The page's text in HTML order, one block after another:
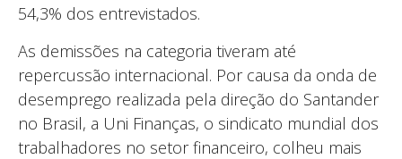
54,3% dos entrevistados.
As demissões na categoria tiveram até
repercussão internacional. Por causa da onda de
desemprego realizada pela direção do Santander
no Brasil, a Uni Finanças, o sindicato mundial dos
trabalhadores no setor financeiro, colheu mais